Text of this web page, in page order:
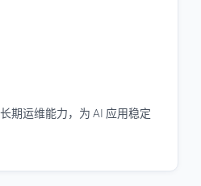
期运维能力，为 AI 应用稳定